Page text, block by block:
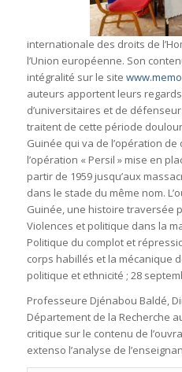
internationale des droits de
l’Union européenne. Son
intégralité sur le site
auteurs apportent leurs
d’universitaires et de
traitent de cette période
Guinée qui va de l’opération
l’opération « Persil » mise en
partir de 1959 jusqu’aux
dans le stade du même nom.
Guinée, une histoire traversée
Violences et politique dans la
Politique du complot et
corps habillés et la mécanique
politique et ethnicité ; 28
Professeure Djénabou Baldé,
Département de la Recherche
critique sur le contenu de
extenso l’analyse de